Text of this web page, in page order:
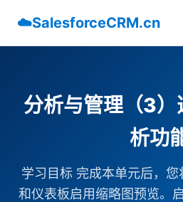
☁️SalesforceCRM.cn
分析与管理（3）
析功
学习目标 完成本单元后，
和仪表板启用缩略图预览。